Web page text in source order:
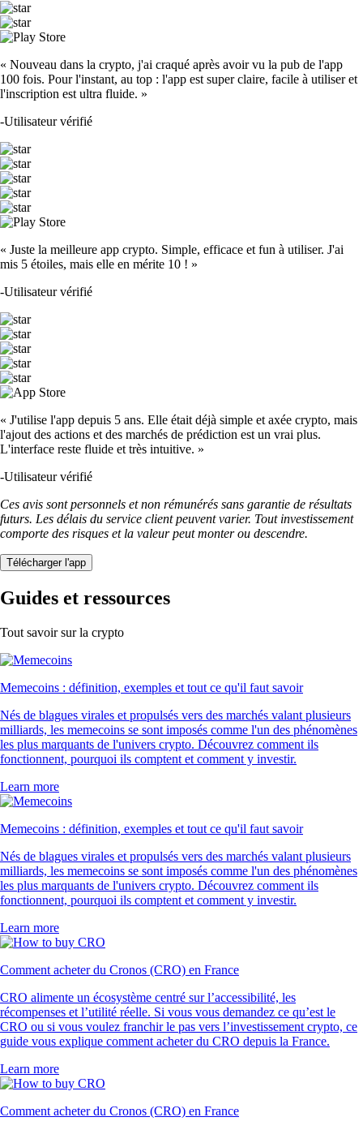
« Nouveau dans la crypto, j'ai craqué après avoir vu la pub de l'app
100 fois. Pour l'instant, au top : l'app est super claire, facile à utiliser et
l'inscription est ultra fluide. »
-Utilisateur vérifié
« Juste la meilleure app crypto. Simple, efficace et fun à utiliser. J'ai
mis 5 étoiles, mais elle en mérite 10 ! »
-Utilisateur vérifié
« J'utilise l'app depuis 5 ans. Elle était déjà simple et axée crypto, mais
l'ajout des actions et des marchés de prédiction est un vrai plus.
L'interface reste fluide et très intuitive. »
-Utilisateur vérifié
Ces avis sont personnels et non rémunérés sans garantie de résultats
futurs. Les délais du service client peuvent varier. Tout investissement
comporte des risques et la valeur peut monter ou descendre.
Télécharger l'app
Guides et ressources
Tout savoir sur la crypto
Memecoins : définition, exemples et tout ce qu'il faut savoir
Nés de blagues virales et propulsés vers des marchés valant plusieurs
milliards, les memecoins se sont imposés comme l'un des phénomènes
les plus marquants de l'univers crypto. Découvrez comment ils
fonctionnent, pourquoi ils comptent et comment y investir.
Learn more
Memecoins : définition, exemples et tout ce qu'il faut savoir
Nés de blagues virales et propulsés vers des marchés valant plusieurs
milliards, les memecoins se sont imposés comme l'un des phénomènes
les plus marquants de l'univers crypto. Découvrez comment ils
fonctionnent, pourquoi ils comptent et comment y investir.
Learn more
Comment acheter du Cronos (CRO) en France
CRO alimente un écosystème centré sur l’accessibilité, les
récompenses et l’utilité réelle. Si vous vous demandez ce qu’est le
CRO ou si vous voulez franchir le pas vers l’investissement crypto, ce
guide vous explique comment acheter du CRO depuis la France.
Learn more
Comment acheter du Cronos (CRO) en France